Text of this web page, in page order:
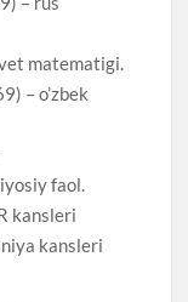
matematigi.
– o’zbek
faol.
kansleri
kansleri